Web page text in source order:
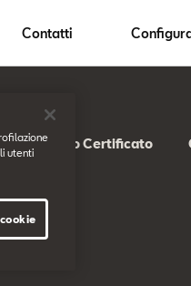
Contatti
SEAT Usato Certificato
utenti